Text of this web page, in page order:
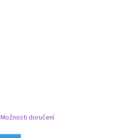
Možnosti doručení